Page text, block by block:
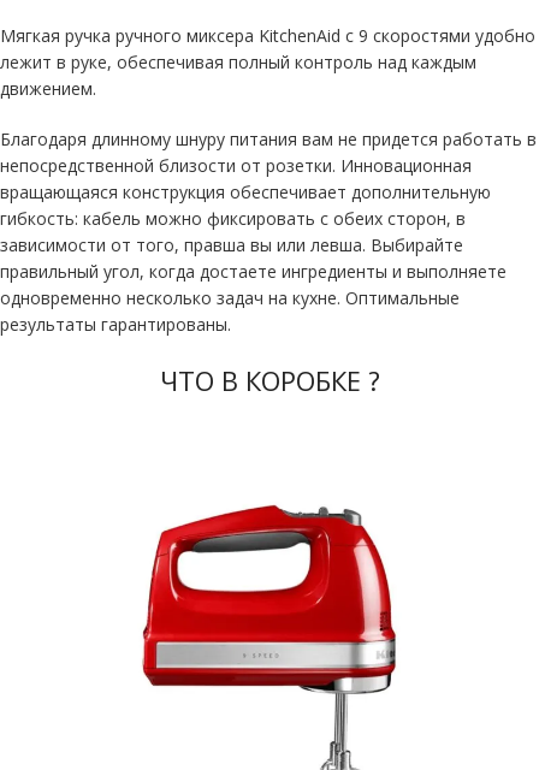
Мягкая ручка ручного миксера KitchenAid с 9 скоростями удобно
лежит в руке, обеспечивая полный контроль над каждым
движением.
Благодаря длинному шнуру питания вам не придется работать в
непосредственной близости от розетки. Инновационная
вращающаяся конструкция обеспечивает дополнительную
гибкость: кабель можно фиксировать с обеих сторон, в
зависимости от того, правша вы или левша. Выбирайте
правильный угол, когда достаете ингредиенты и выполняете
одновременно несколько задач на кухне. Оптимальные
результаты гарантированы.
ЧТО В КОРОБКЕ ?